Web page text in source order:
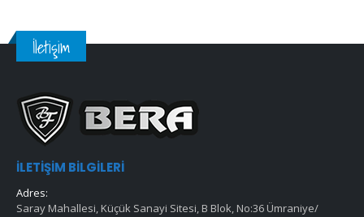
İletişim
İLETIŞIM BILGILERI
Adres:
Saray Mahallesi, Küçük Sanayi Sitesi, B Blok, No:36 Ümraniye/